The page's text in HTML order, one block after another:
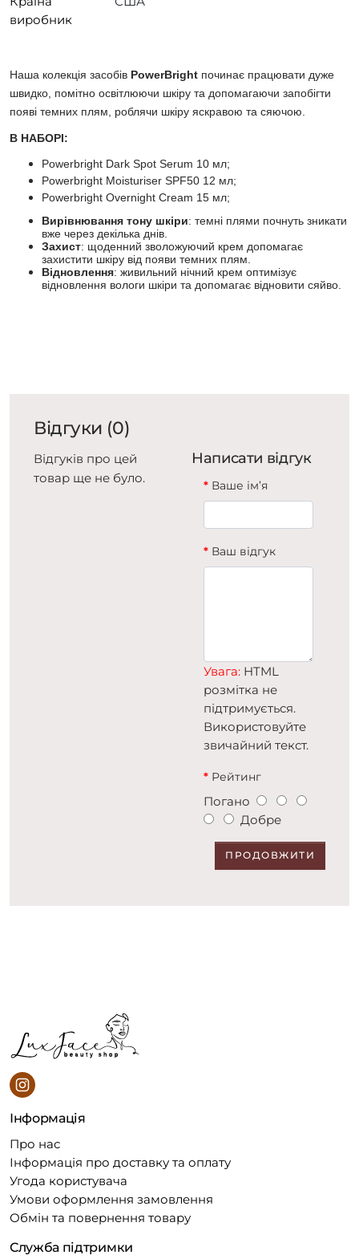
виробник
Наша колекція засобів PowerBright починає працювати дуже
швидко, помітно освітлюючи шкіру та допомагаючи запобігти
появі темних плям, роблячи шкіру яскравою та сяючою.
В НАБОРІ:
Powerbright Dark Spot Serum 10 мл;
Powerbright Moisturiser SPF50 12 мл;
Powerbright Overnight Cream 15 мл;
Вирівнювання тону шкіри: темні плями почнуть зникати
вже через декілька днів.
Захист: щоденний зволожуючий крем допомагає
захистити шкіру від появи темних плям.
Відновлення: живильний нічний крем оптимізує
відновлення вологи шкіри та допомагає відновити сяйво.
Відгуки (0)
Відгуків про цей
товар ще не було.
Написати відгук
Ваше ім’я
Ваш відгук
Увага: HTML
розмітка не
підтримується.
Використовуйте
звичайний текст.
Рейтинг
Погано
Добре
ПРОДОВЖИТИ
Інформація
Про нас
Інформація про доставку та оплату
Угода користувача
Умови оформлення замовлення
Обмін та повернення товару
Служба підтримки